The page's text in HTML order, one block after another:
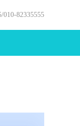
010-82335555